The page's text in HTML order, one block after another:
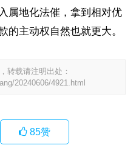
属地化法催，拿到相对优
的主动权自然也就更大。
转载请注明出处：
20240606/4921.html
85赞